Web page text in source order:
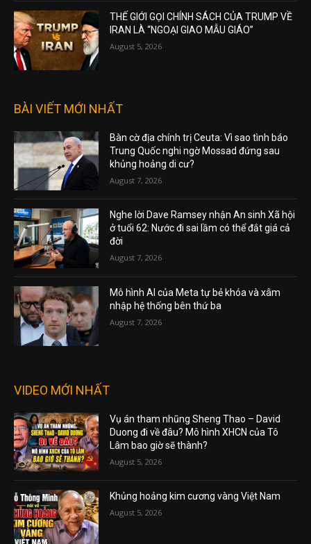
THẾ GIỚI GỌI CHÍNH SÁCH CỦA TRUMP VỀ
IRAN LÀ “NGOẠI GIAO MẪU GIÁO”
August 5, 2026
BÀI VIẾT MỚI NHẤT
Bàn cờ địa chính trị Ceuta: Vì sao tình báo
Trung Quốc nghi ngờ Mossad đứng sau
khủng hoảng di cư?
August 7, 2026
Nghe lời Dave Ramsey nhận An sinh Xã hội
ở tuổi 62: Nước đi sai lầm có thể đắt giá cả
đời
August 7, 2026
Mô hình AI của Meta tự bẻ khóa và xâm
nhập hệ thống bên thứ ba
August 7, 2026
VIDEO MỚI NHẤT
Vụ án tham nhũng Sheng Thao – David
Duong đi về đâu? Mô hình XHCN của Tô
Lâm bao giờ sẽ thành?
August 5, 2026
Khủng hoảng kim cương vàng Việt Nam
August 5, 2026